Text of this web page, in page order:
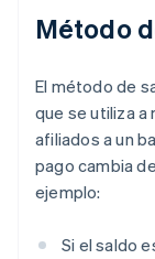
Método
El método de
que se utiliza
afiliados a un
pago cambia
ejemplo:
Si el saldo